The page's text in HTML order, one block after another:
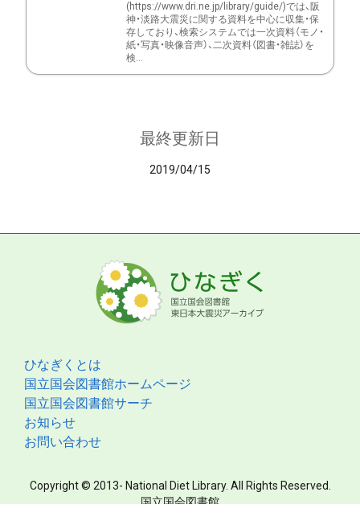
(https://www.dri.ne.jp/library/guide/)では、阪
神・淡路大震災に関する資料を中心に収集・保
存しており、検索システムでは一次資料（モノ・
紙・写真・映像音声）、二次資料（図書・雑誌）を
検...
最終更新日
2019/04/15
ひなぎくとは
国立国会図書館ホームページ
国立国会図書館サーチ
お知らせ
お問い合わせ
Copyright © 2013- National Diet Library. All Rights Reserved.